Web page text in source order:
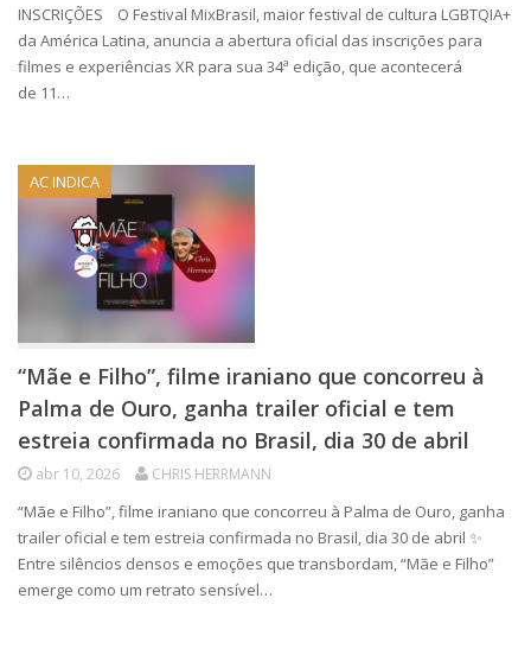
INSCRIÇÕES O Festival MixBrasil, maior festival de cultura LGBTQIA+
da América Latina, anuncia a abertura oficial das inscrições para
filmes e experiências XR para sua 34ª edição, que acontecerá
de 11…
AC INDICA
“Mãe e Filho”, filme iraniano que concorreu à
Palma de Ouro, ganha trailer oficial e tem
estreia confirmada no Brasil, dia 30 de abril
abr 10, 2026 CHRIS HERRMANN
“Mãe e Filho”, filme iraniano que concorreu à Palma de Ouro, ganha
trailer oficial e tem estreia confirmada no Brasil, dia 30 de abril ✨
Entre silêncios densos e emoções que transbordam, “Mãe e Filho”
emerge como um retrato sensível…